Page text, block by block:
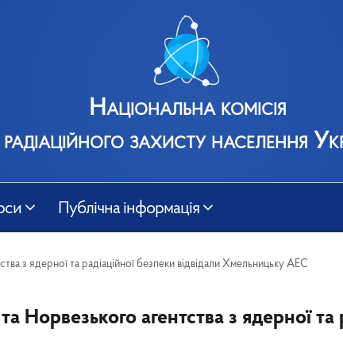
Національна комісія
радіаційного захисту населення
Публічна інформація
з ядерної та радіаційної безпеки відвідали Хмельницьку АЕС
Норвезького агентства з ядерної та